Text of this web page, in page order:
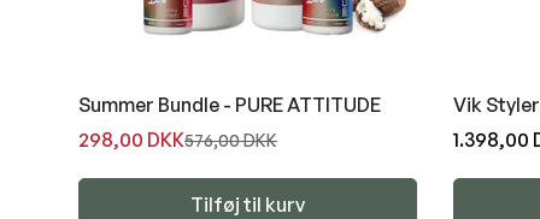
Summer Bundle - PURE ATTITUDE
Udsalgspris
298,00 DKK
Normal
pris
576,00 DKK
Tilføj til kurv
Vik
Normal
1.398,00